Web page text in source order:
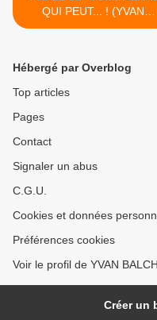
QUI PEUT... ! (YVAN
BALCHOY)
Hébergé par Overblog
Top articles
Pages
Contact
Signaler un abus
C.G.U.
Cookies et données
Préférences cookies
Voir le profil de YVAN
Créer un